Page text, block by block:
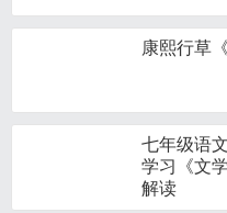
康熙行草
七年级语
学习《文
解读